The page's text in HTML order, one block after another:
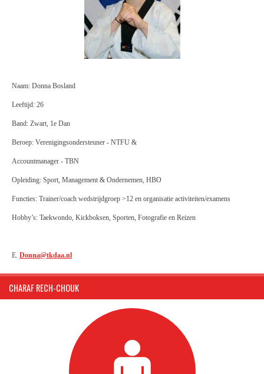
Naam: Donna Bosland
Leeftijd: 26
Band: Zwart, 1e Dan
Beroep: Verenigingsondersteuner - NTFU &
Accountmanager - TBN
Opleiding: Sport, Management & Ondernemen, HBO
Functies: Trainer/coach wedstrijdgroep >12 en organisatie activiteiten/examens
Hobby’s: Taekwondo, Kickboksen, Sporten, Fotografie en Reizen
E. Donna@tkdaa.nl
CHARAF RECH-CHOUK